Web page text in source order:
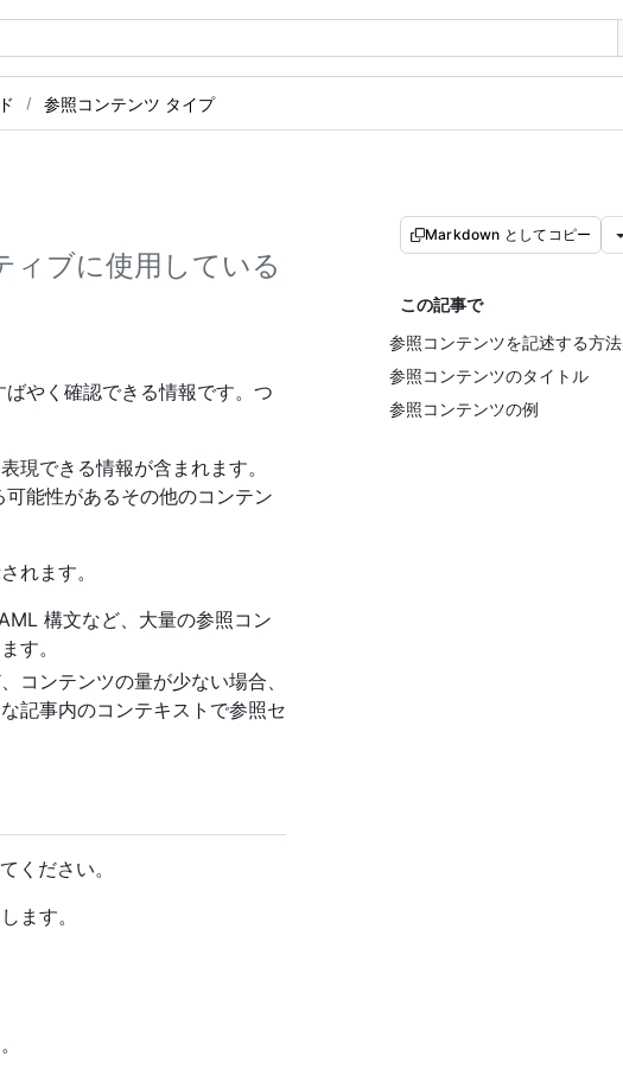
参照コンテンツ タイプ
ィブに使用している
Markdown としてコピー
この記事で
参照コンテンツを記述する方法
参照コンテンツのタイトル
参照コンテンツの例
やく確認できる情報です。つ
現できる情報が含まれます。
能性があるその他のコンテン
れます。
構文など、大量の参照コン
す。
コンテンツの量が少ない場合、
記事内のコンテキストで参照セ
ください。
ます。